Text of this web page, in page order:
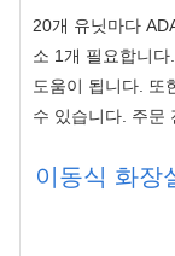
20개 유닛마다
소 1개 필요합니
도움이 됩니다. 또
수 있습니다. 주문
이동식 화장